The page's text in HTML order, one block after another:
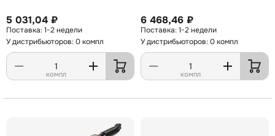
5 031,04 ₽
1-2 недели
У дистрибьюторов: 0 компл
компл
6 468,46 ₽
1-2 недели
У дистрибьюторов: 0 компл
компл